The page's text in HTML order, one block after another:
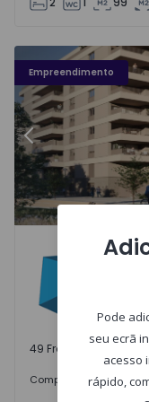
Empreendimento
Fachada PLENO
Anterior
Águas Santas,
49 Frações disponíveis
Comprar desde
Pode
seu ecrã
acesso
rápido,